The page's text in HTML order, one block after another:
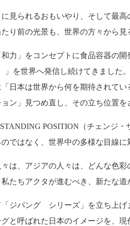
見られるおもいやり、そして最高
り前の光景も、世界の方々から見
力」をコンセプトに食品容器の
を世界へ発信し続けてきました。
日本は世界から何を期待されてい
ン」見つめ直し、その立ち位置
POSITION（チェンジ・
ではなく、世界中の多様な目線に
は、アジアの人々は、どんな色彩
たちアクタが進むべき、新たな道
ジパング シリーズ」を立ち上げ
と呼ばれた日本のイメージを、現